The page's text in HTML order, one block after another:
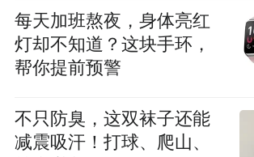
每天加班熬夜，身体亮红
灯却不知道？这块手环，
帮你提前预警
不只防臭，这双袜子还能
减震吸汗！打球、爬山、